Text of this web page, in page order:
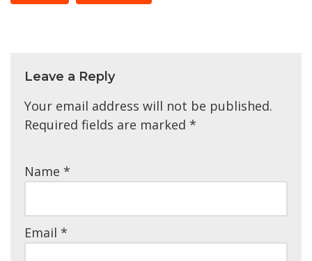
Leave a Reply
Your email address will not be published.
Required fields are marked *
Name *
Email *